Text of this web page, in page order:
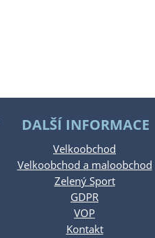
DALŠÍ INFORMACE
Velkoobchod
Velkoobchod a maloobchod
Zelený Sport
GDPR
VOP
Kontakt